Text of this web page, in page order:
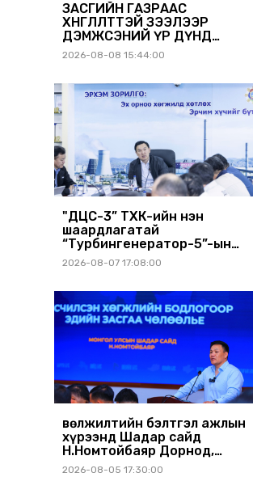
ЗАСГИЙН ГАЗРААС
ХӨНГӨЛӨЛТТЭЙ ЗЭЭЛЭЭР
ДЭМЖСЭНИЙ ҮР ДҮНД
ШАТАХУУН ХАДГАЛАХ
2026-08-08 15:44:00
"ДЦС-3” ТӨХК-ийн нэн
шаардлагатай
“Турбингенератор-5”-ын
шинэчлэлийн төсвийг
шийдвэрлэхээр болов
2026-08-07 17:08:00
Өвөлжилтийн бэлтгэл ажлын
хүрээнд Шадар сайд
Н.Номтойбаяр Дорнод,
Сүхбаатар аймагт ажиллав
2026-08-05 17:30:00